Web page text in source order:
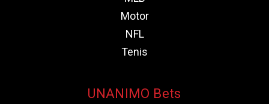
Motor
NFL
Tenis
UNANIMO Bets